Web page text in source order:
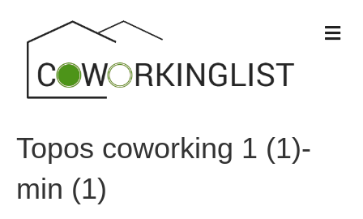
M
e
Topos coworking 1 (1)-
min (1)